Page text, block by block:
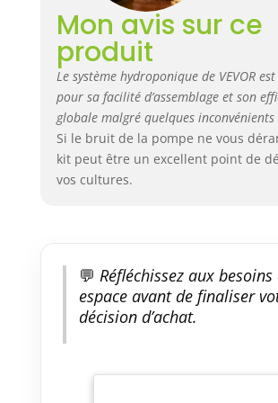
niveau d'eau prédécoupés
longueur uniforme évitent
fuites et un clapet anti-
pour éviter le reflux, avec
vannes de haute qualité
une meilleure étanchéité.
hydroponique DWC
système de culture
hydroponique comprend
seaux de plantation en PP,
en air noir, des sacs
expansée et des
montage, ce qui rend
l'installation très pratique.
Mon avis sur ce
produit
Le système hydroponique de VEVOR
pour sa facilité d’assemblage et son
globale malgré quelques inconvénients
Si le bruit de la pompe ne vous
kit peut être un excellent point de
vos cultures.
💬 Réfléchissez aux
espace avant de finaliser
décision d’achat.